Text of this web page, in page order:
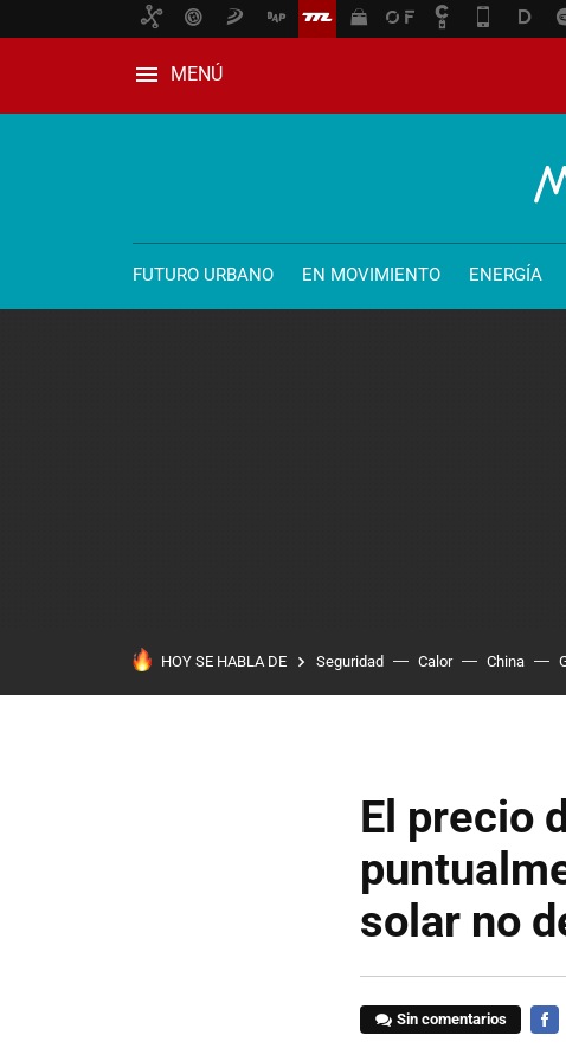
MENÚ
FUTURO URBANO EN MOVIMIENTO ENERGÍA
HOY SE HABLA DE Seguridad Calor China
El precio
solar no
Sin comentarios